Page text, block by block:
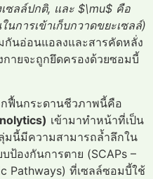
ซลล์ปกติ, และ $\mu$ คือ
การเข้าเก็บกวาดขยะเซลล์)
นอ่อนแอลงและสารคัดหลั่ง
กายจะถูกยึดครองด้วยซอมบี้
กฟื้นกระดานชีวภาพนี้คือ
เข้ามาทำหน้าที่เป็น
มนี้มีความสามารถล้ำลึกใน
ป้องกันการตาย (SCAPs –
Pathways) ที่เซลล์ซอมบี้ใช้